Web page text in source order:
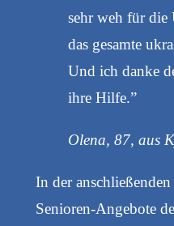
sehr weh für
das gesamte
Und ich danke
ihre Hilfe.”
Olena, 87, aus
In der
Senioren-Angebote